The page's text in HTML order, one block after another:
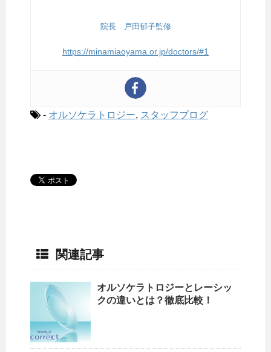
院長 戸田郁子監修
https://minamiaoyama.or.jp/doctors/#1
- オルソケラトロジー, スタッフブログ
関連記事
オルソケラトロジーとレーシッ
クの違いとは？徹底比較！